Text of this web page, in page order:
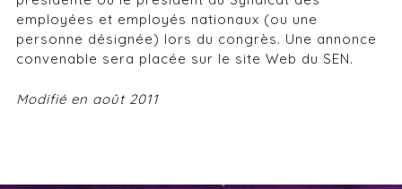
employées et employés nationaux (ou une
personne désignée) lors du congrès. Une annonce
convenable sera placée sur le site Web du SEN.
Modifié en août 2011